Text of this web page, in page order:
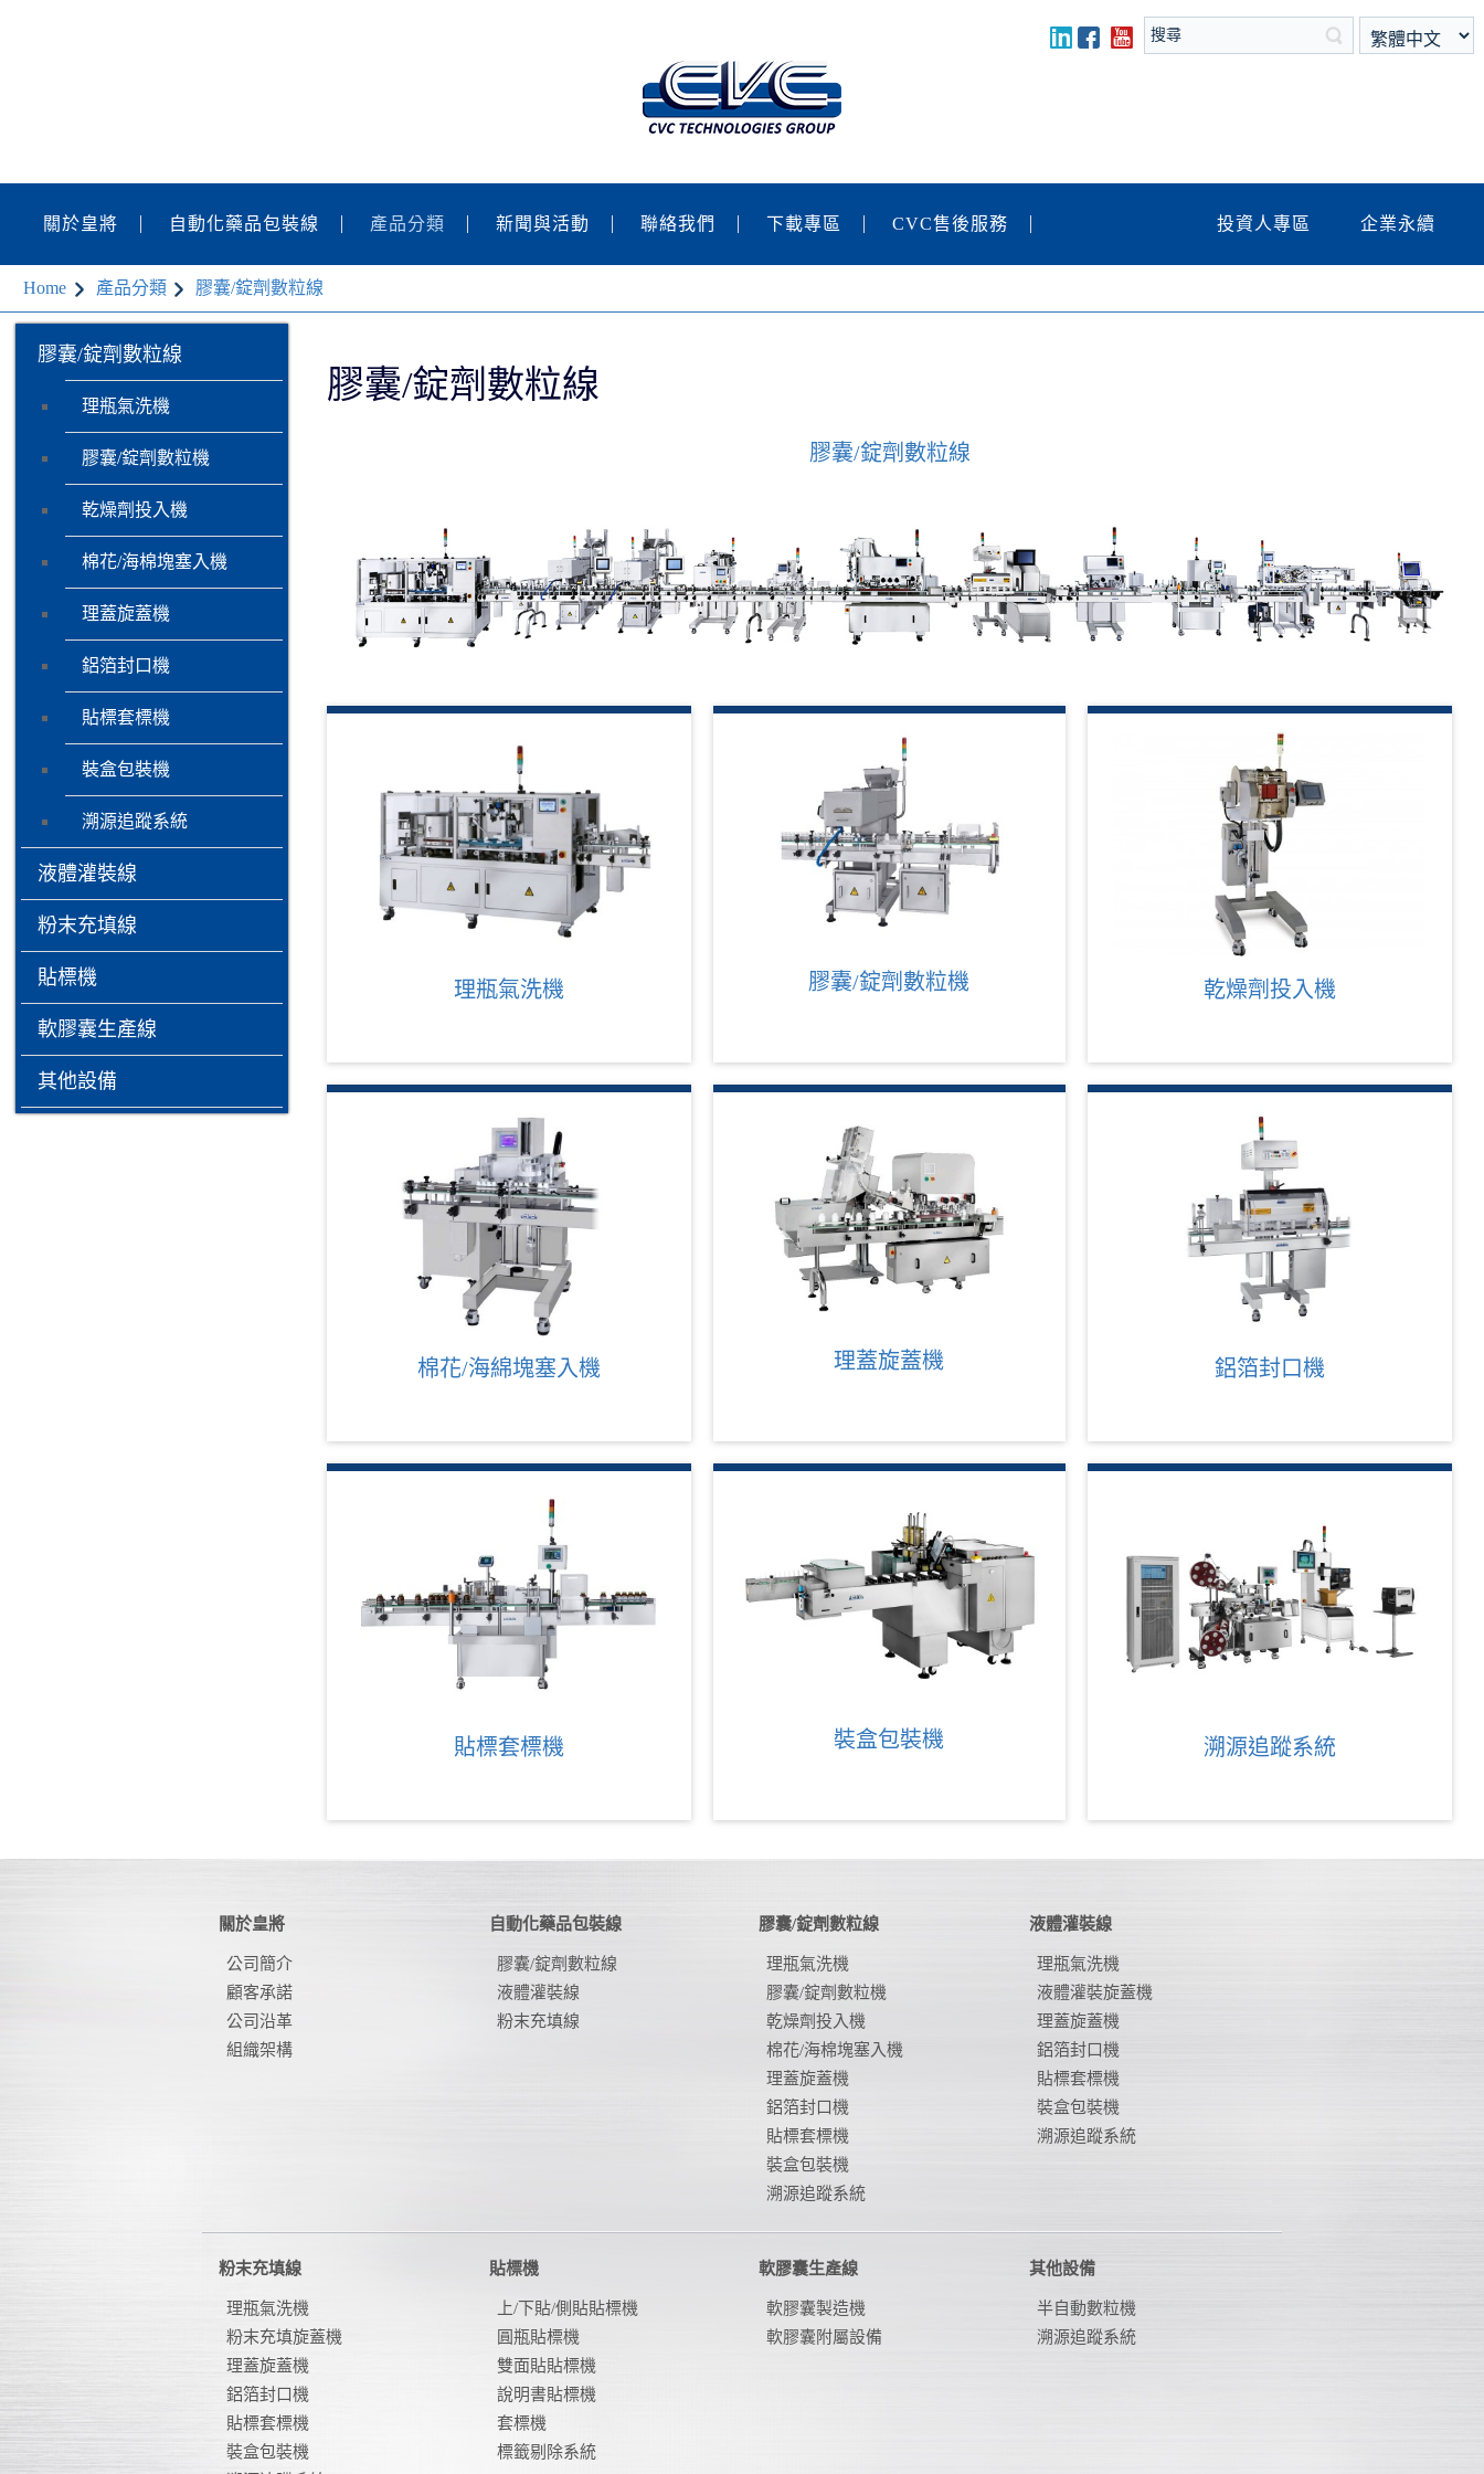
關於皇將 自動化藥品包裝線 產品分類 新聞與活動 聯絡我們 下載專區 CVC售後服務 企業永續
投資人專區
Home 產品分類 膠囊/錠劑數粒線
膠囊/錠劑數粒線
理瓶氣洗機
膠囊/錠劑數粒機
乾燥劑投入機
棉花/海棉塊塞入機
理蓋旋蓋機
鋁箔封口機
貼標套標機
裝盒包裝機
溯源追蹤系統
液體灌裝線
粉末充填線
貼標機
軟膠囊生產線
其他設備
膠囊/錠劑數粒線
膠囊/錠劑數粒線
理瓶氣洗機 膠囊/錠劑數粒機 乾燥劑投入機
棉花/海綿塊塞入機 理蓋旋蓋機 鋁箔封口機
貼標套標機 裝盒包裝機 溯源追蹤系統
關於皇將
公司簡介
顧客承諾
公司沿革
組織架構
自動化藥品包裝線
膠囊/錠劑數粒線
液體灌裝線
粉末充填線
膠囊/錠劑數粒線
理瓶氣洗機
膠囊/錠劑數粒機
乾燥劑投入機
棉花/海棉塊塞入機
理蓋旋蓋機
鋁箔封口機
貼標套標機
裝盒包裝機
溯源追蹤系統
液體灌裝線
理瓶氣洗機
液體灌裝旋蓋機
理蓋旋蓋機
鋁箔封口機
貼標套標機
裝盒包裝機
溯源追蹤系統
粉末充填線
理瓶氣洗機
粉末充填旋蓋機
理蓋旋蓋機
鋁箔封口機
貼標套標機
裝盒包裝機
貼標機
上/下貼/側貼貼標機
圓瓶貼標機
雙面貼貼標機
說明書貼標機
套標機
標籤剔除系統
軟膠囊生產線
軟膠囊製造機
軟膠囊附屬設備
其他設備
半自動數粒機
溯源追蹤系統